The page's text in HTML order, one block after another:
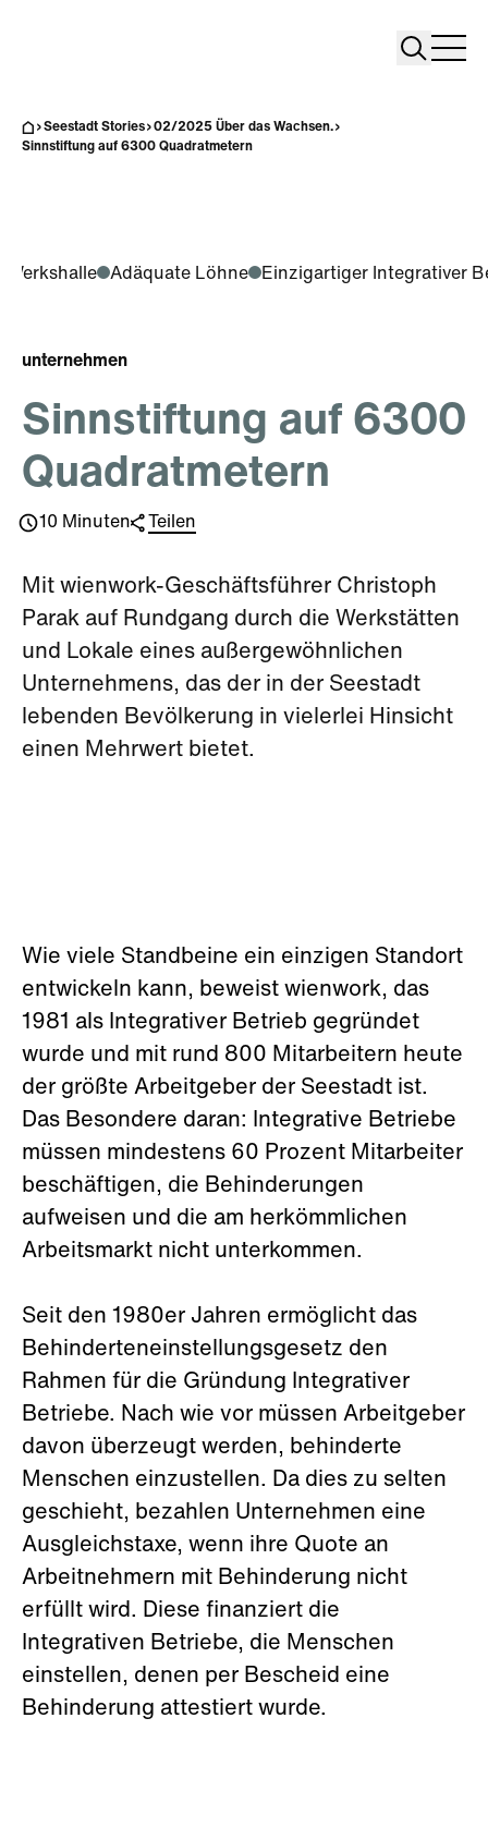
Search
Seestadt Stories
02/2025 Über das Wachsen.
Sinnstiftung auf 6300 Quadratmetern
Werkshalle Adäquate Löhne Einzigartiger Integrativer
unternehmen
Sinnstiftung auf 6300
Quadratmetern
10 Minuten Teilen
Mit wienwork-Geschäftsführer Christoph
Parak auf Rundgang durch die Werkstätten
und Lokale eines außergewöhnlichen
Unternehmens, das der in der Seestadt
lebenden Bevölkerung in vielerlei Hinsicht
einen Mehrwert bietet.
Wie viele Standbeine ein einzigen Standort
entwickeln kann, beweist wienwork, das
1981 als Integrativer Betrieb gegründet
wurde und mit rund 800 Mitarbeitern heute
der größte Arbeitgeber der Seestadt ist.
Das Besondere daran: Integrative Betriebe
müssen mindestens 60 Prozent Mitarbeiter
beschäftigen, die Behinderungen
aufweisen und die am herkömmlichen
Arbeitsmarkt nicht unterkommen.
Seit den 1980er Jahren ermöglicht das
Behinderteneinstellungsgesetz den
Rahmen für die Gründung Integrativer
Betriebe. Nach wie vor müssen Arbeitgeber
davon überzeugt werden, behinderte
Menschen einzustellen. Da dies zu selten
geschieht, bezahlen Unternehmen eine
Ausgleichstaxe, wenn ihre Quote an
Arbeitnehmern mit Behinderung nicht
erfüllt wird. Diese finanziert die
Integrativen Betriebe, die Menschen
einstellen, denen per Bescheid eine
Behinderung attestiert wurde.